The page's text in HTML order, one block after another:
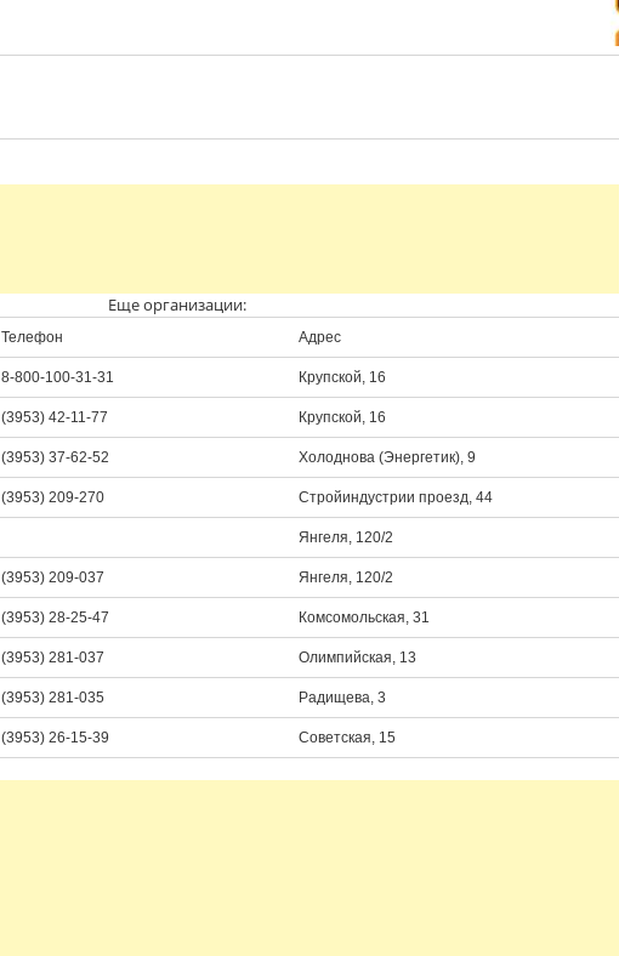
Еще организации:
Телефон Адрес
8-800-100-31-31 Крупской, 16
(3953) 42-11-77 Крупской, 16
(3953) 37-62-52 Холоднова (Энергетик), 9
(3953) 209-270 Стройиндустрии проезд, 44
Янгеля, 120/2
(3953) 209-037 Янгеля, 120/2
(3953) 28-25-47 Комсомольская, 31
(3953) 281-037 Олимпийская, 13
(3953) 281-035 Радищева, 3
(3953) 26-15-39 Советская, 15